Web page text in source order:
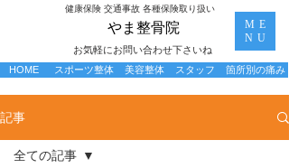
お気軽にお問い合わせ下さいね
​やま整骨院
​健康保険 交通事故 各種保険取り扱い
ME
NU
スポーツ整体 美容整体 箇所別の痛み
HOME スタッフ
記事
全ての記事